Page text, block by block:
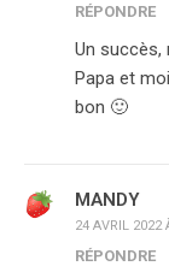
RÉPONDRE
Un succès,
Papa et
bon 🙂
MANDY
24 AVRIL 2022
RÉPONDRE